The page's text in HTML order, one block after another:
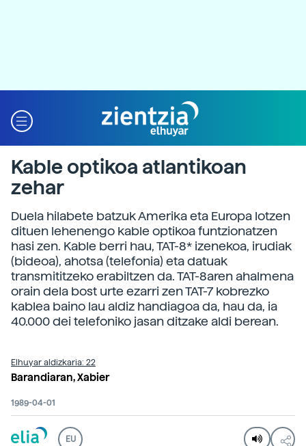
Kable optikoa atlantikoan
zehar
Duela hilabete batzuk Amerika eta Europa lotzen
dituen lehenengo kable optikoa funtzionatzen
hasi zen. Kable berri hau, TAT-8* izenekoa, irudiak
(bideoa), ahotsa (telefonia) eta datuak
transmititzeko erabiltzen da. TAT-8aren ahalmena
orain dela bost urte ezarri zen TAT-7 kobrezko
kablea baino lau aldiz handiagoa da, hau da, ia
40.000 dei telefoniko jasan ditzake aldi berean.
Elhuyar aldizkaria: 22
Barandiaran, Xabier
1989-04-01
EU